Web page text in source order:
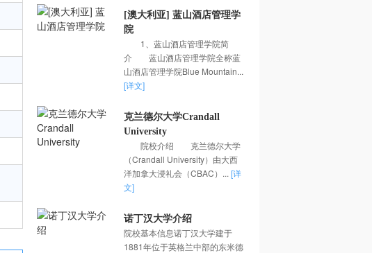
[澳大利亚] 蓝山酒店管理学
院
1、蓝山酒店管理学院简
介 蓝山酒店管理学院全称蓝
山酒店管理学院Blue Mountain...
[详文]
克兰德尔大学Crandall
University
院校介绍 克兰德尔大学
（Crandall University）由大西
洋加拿大浸礼会（CBAC）... [详
文]
诺丁汉大学介绍
院校基本信息诺丁汉大学建于
1881年位于英格兰中部的东米德